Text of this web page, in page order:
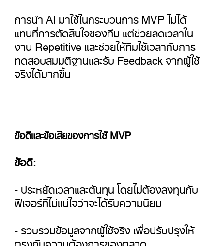
การนำ AI มาใช้ในกระบวนการ MVP ไม่ได้
แทนที่การตัดสินใจของทีม แต่ช่วยลดเวลาใน
งาน Repetitive และช่วยให้ทีมใช้เวลากับการ
ทดสอบสมมติฐานและรับ Feedback จากผู้ใช้
จริงได้มากขึ้น
ข้อดีและข้อเสียของการใช้ MVP
ข้อดี:
- ประหยัดเวลาและต้นทุน โดยไม่ต้องลงทุนกับ
ฟีเจอร์ที่ไม่แน่ใจว่าจะได้รับความนิยม
- รวบรวมข้อมูลจากผู้ใช้จริง เพื่อปรับปรุงให้
ตรงกับความต้องการของตลาด